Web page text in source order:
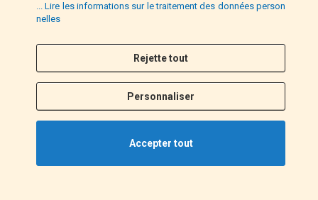
... Lire les informations sur le traitement des données person
nelles
Rejette tout
Personnaliser
Accepter tout
F
c
e
o
I
s
t
r